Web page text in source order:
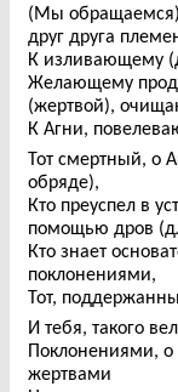
(Мы обращаемся)
друг друга
К изливающему
Желающему
(жертвой),
К Агни,
Тот смертный, о
обряде),
Кто преуспел в
помощью дров
Кто знает
поклонениями,
Тот,
И тебя, такого
Поклонениями, о
жертвами